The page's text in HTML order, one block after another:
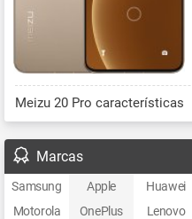
Meizu 20 Pro características
Marcas
Samsung Apple Huawei
Motorola
OnePlus Lenovo